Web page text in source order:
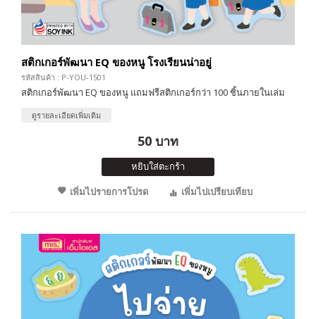
สติกเกอร์พัฒนา EQ ของหนู โรงเรียนน่าอยู่
รหัสสินค้า : P-YOU-1501
สติกเกอร์พัฒนา EQ ของหนู แถมฟรีสติกเกอร์กว่า 100 ชิ้นภายในเล่ม
ดูรายละเอียดเพิ่มเติม
50 บาท
หยิบใส่ตะกร้า
เพิ่มไปรายการโปรด
เพิ่มไปเปรียบเทียบ